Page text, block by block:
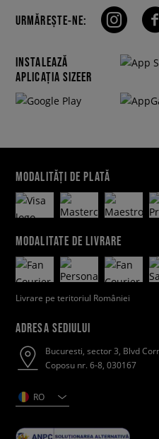
URMĂREȘTE-NE:
INSTALEAZĂ
APLICAȚIA SIZEER
MODALITĂȚI DE PLATĂ
MODALITATE DE LIVRARE
Livrare pe teritoriul României
ADRESA SEDIULUI
Bucuresti, sector 3, Blvd
Coposu nr. 6-8, 030167
RO